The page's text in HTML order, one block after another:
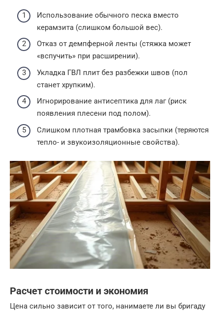
Использование обычного песка вместо
керамзита (слишком большой вес).
Отказ от демпферной ленты (стяжка может
«вспучить» при расширении).
Укладка ГВЛ плит без разбежки швов (пол
станет хрупким).
Игнорирование антисептика для лаг (риск
появления плесени под полом).
Слишком плотная трамбовка засыпки (теряются
тепло- и звукоизоляционные свойства).
Расчет стоимости и экономия
Цена сильно зависит от того, нанимаете ли вы бригаду